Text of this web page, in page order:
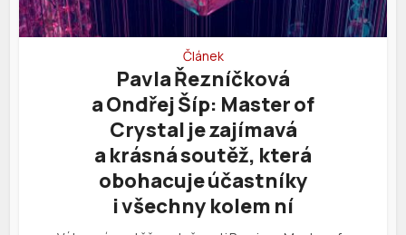
Článek
Pavla Řezníčková
a Ondřej Šíp: Master of
Crystal je zajímavá
a krásná soutěž, která
obohacuje účastníky
i všechny kolem ní